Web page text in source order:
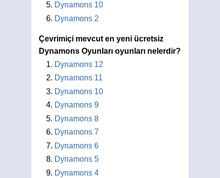
Dynamons 10
Dynamons 2
Çevrimiçi mevcut en yeni ücretsiz
Dynamons Oyunları oyunları nelerdir?
Dynamons 12
Dynamons 11
Dynamons 10
Dynamons 9
Dynamons 8
Dynamons 7
Dynamons 6
Dynamons 5
Dynamons 4